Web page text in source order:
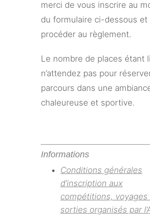
merci de vous inscrire au
du formulaire ci-dessous et
procéder au règlement.
Le nombre de places étant
n’attendez pas pour
parcours dans une
chaleureuse et sportive.
Informations
Conditions générales
d’inscription aux
compétitions, voyages
sorties organisés par